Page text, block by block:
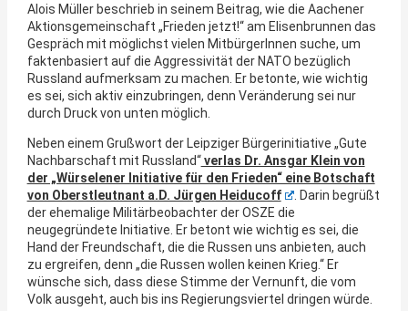
Alois Müller beschrieb in seinem Beitrag, wie die Aachener
Aktionsgemeinschaft „Frieden jetzt!“ am Elisenbrunnen das
Gespräch mit möglichst vielen MitbürgerInnen suche, um
faktenbasiert auf die Aggressivität der NATO bezüglich
Russland aufmerksam zu machen. Er betonte, wie wichtig
es sei, sich aktiv einzubringen, denn Veränderung sei nur
durch Druck von unten möglich.
Neben einem Grußwort der Leipziger Bürgerinitiative „Gute
Nachbarschaft mit Russland“verlas Dr. Ansgar Klein von
der „Würselener Initiative für den Frieden“ eine Botschaft
von Oberstleutnant a.D. Jürgen Heiducoff
. Darin begrüßt
der ehemalige Militärbeobachter der OSZE die
neugegründete Initiative. Er betont wie wichtig es sei, die
Hand der Freundschaft, die die Russen uns anbieten, auch
zu ergreifen, denn „die Russen wollen keinen Krieg.“ Er
wünsche sich, dass diese Stimme der Vernunft, die vom
Volk ausgeht, auch bis ins Regierungsviertel dringen würde.